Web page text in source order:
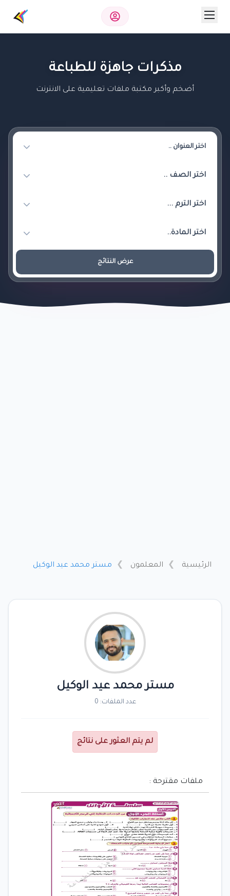
مذكرات جاهزة للطباعة
أضخم وأكبر مكتبة ملفات تعليمية على الانترنت
عرض النتائج
الرئيسية المعلمون مستر محمد عيد الوكيل
مستر محمد عيد الوكيل
عدد الملفات: 0
لم يتم العثور على نتائج
ملفات مقترحة :